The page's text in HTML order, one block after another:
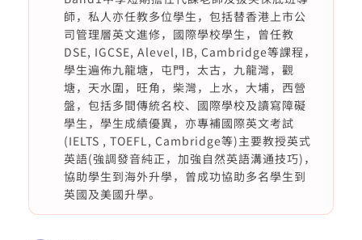
師，私人亦任教多位學生，包括替香港上市公
司管理層英文進修，國際學校學生，曾任教
DSE, IGCSE, Alevel, IB, Cambridge等課程，
學生遍佈九龍塘，屯門，太古，九龍灣，觀
塘，天水圍，旺角，柴灣，上水，大埔，西營
盤，包括多間傳統名校、國際學校及讀寫障礙
學生，學生成績優異，亦專補國際英文考試
(IELTS , TOEFL, Cambridge等)主要教授英式
英語(強調發音純正，加強自然英語溝通技巧)，
協助學生到海外升學，曾成功協助多名學生到
英國及美國升學。